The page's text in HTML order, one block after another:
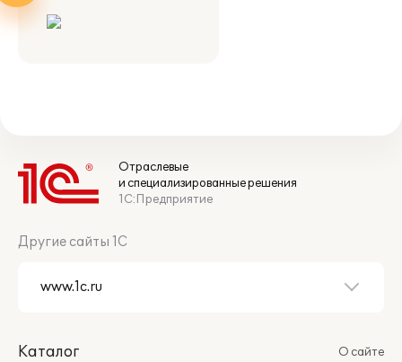
Отраслевые
и специализированные решения
1С:Предприятие
Другие сайты 1С
Каталог
О сайте